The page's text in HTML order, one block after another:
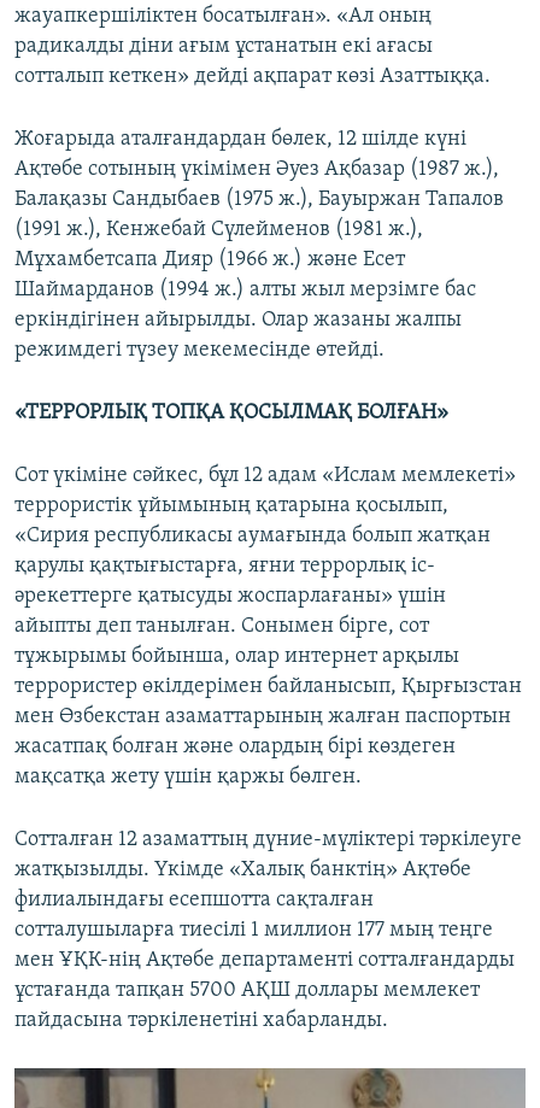
жауапкершіліктен босатылған». «Ал оның
радикалды діни ағым ұстанатын екі ағасы
сотталып кеткен» дейді ақпарат көзі Азаттыққа.
Жоғарыда аталғандардан бөлек, 12 шілде күні
Ақтөбе сотының үкімімен Әуез Ақбазар (1987 ж.),
Балақазы Сандыбаев (1975 ж.), Бауыржан Тапалов
(1991 ж.), Кенжебай Сүлейменов (1981 ж.),
Мұxамбетсапа Дияр (1966 ж.) және Есет
Шаймарданов (1994 ж.) алты жыл мерзімге бас
еркіндігінен айырылды. Олар жазаны жалпы
режимдегі түзеу мекемесінде өтейді.
«ТЕРРОРЛЫҚ ТОПҚА ҚОСЫЛМАҚ БОЛҒАН»
Сот үкіміне сәйкес, бұл 12 адам «Ислам мемлекеті»
террористік ұйымының қатарына қосылып,
«Сирия республикасы аумағында болып жатқан
қарулы қақтығыстарға, яғни террорлық іс-
әрекеттерге қатысуды жоспарлағаны» үшін
айыпты деп танылған. Сонымен бірге, сот
тұжырымы бойынша, олар интернет арқылы
террористер өкілдерімен байланысып, Қырғызстан
мен Өзбекстан азаматтарының жалған паспортын
жасатпақ болған және олардың бірі көздеген
мақсатқа жету үшін қаржы бөлген.
Сотталған 12 азаматтың дүние-мүліктері тәркілеуге
жатқызылды. Үкімде «Халық банктің» Ақтөбе
филиалындағы есепшотта сақталған
сотталушыларға тиесілі 1 миллион 177 мың теңге
мен ҰҚК-нің Ақтөбе департаменті сотталғандарды
ұстағанда тапқан 5700 АҚШ доллары мемлекет
пайдасына тәркіленетіні хабарланды.